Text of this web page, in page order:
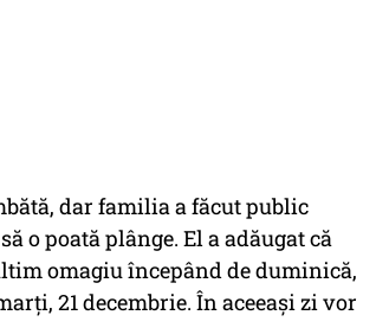
dar familia a făcut public
o poată plânge. El a adăugat că
omagiu începând de duminică,
21 decembrie. În aceeaşi zi vor